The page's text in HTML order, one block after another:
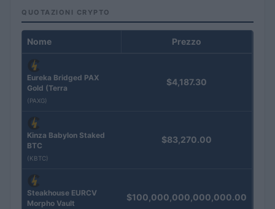
QUOTAZIONI CRYPTO
Nome Prezzo
Eureka Bridged PAX
Gold (Terra
(PAXG)
$4,187.30
Kinza Babylon Staked
BTC
(KBTC)
$83,270.00
Steakhouse EURCV
Morpho Vault
$100,000,000,000,000.00